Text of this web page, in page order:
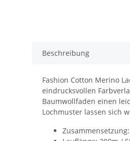
Beschreibung
Fashion Cotton Merino
eindrucksvollen
Baumwollfaden einen
Lochmuster lassen sich